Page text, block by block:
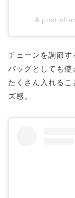
A post
チェーンを調節す
バッグとしても使
たくさん入れる
ズ感。